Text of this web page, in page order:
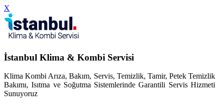
X
İstanbul Klima & Kombi Servisi
Klima Kombi Arıza, Bakım, Servis, Temizlik, Tamir, Petek Temizlik
Bakımı, Isıtma ve Soğutma Sistemlerinde Garantili Servis Hizmeti
Sunuyoruz